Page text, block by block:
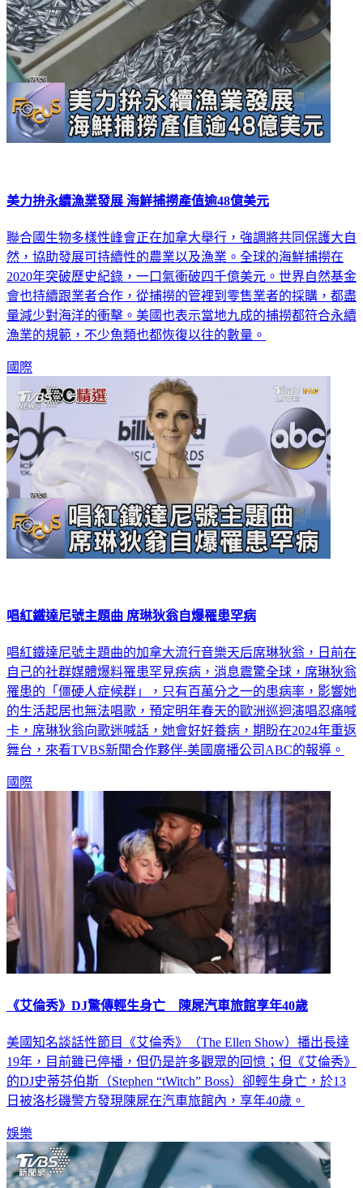
美力拚永續漁業發展 海鮮捕撈產值逾48億美元
聯合國生物多樣性峰會正在加拿大舉行，強調將共同保護大自
然，協助發展可持續性的農業以及漁業。全球的海鮮捕撈在
2020年突破歷史紀錄，一口氣衝破四千億美元。世界自然基金
會也持續跟業者合作，從捕撈的管裡到零售業者的採購，都盡
量減少對海洋的衝擊。美國也表示當地九成的捕撈都符合永續
漁業的規範，不少魚類也都恢復以往的數量。
國際
唱紅鐵達尼號主題曲 席琳狄翁自爆罹患罕病
唱紅鐵達尼號主題曲的加拿大流行音樂天后席琳狄翁，日前在
自己的社群媒體爆料罹患罕見疾病，消息震驚全球，席琳狄翁
罹患的「僵硬人症候群」，只有百萬分之一的患病率，影響她
的生活起居也無法唱歌，預定明年春天的歐洲巡迴演唱忍痛喊
卡，席琳狄翁向歌迷喊話，她會好好養病，期盼在2024年重返
舞台，來看TVBS新聞合作夥伴-美國廣播公司ABC的報導。
國際
《艾倫秀》DJ驚傳輕生身亡 陳屍汽車旅館享年40歲
美國知名談話性節目《艾倫秀》（The Ellen Show）播出長達
19年，目前雖已停播，但仍是許多觀眾的回憶；但《艾倫秀》
的DJ史蒂芬伯斯（Stephen “tWitch” Boss）卻輕生身亡，於13
日被洛杉磯警方發現陳屍在汽車旅館內，享年40歲。
娛樂